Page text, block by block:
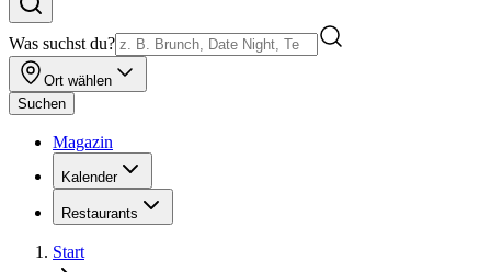
Was suchst du?
Ort wählen
Suchen
Magazin
Kalender
Restaurants
Start